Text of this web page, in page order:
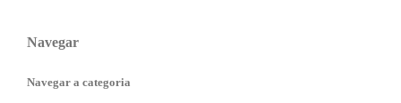
Navegar
Navegar a categoria